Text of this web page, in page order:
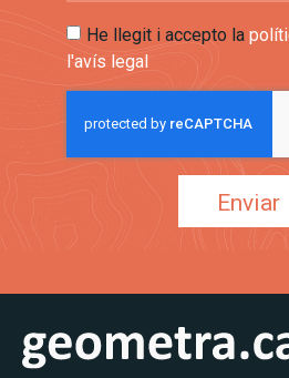
He llegit i accepto la
l'avís legal
Enviar